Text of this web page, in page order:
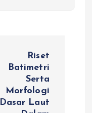
Riset
Batimetri
Serta
Morfologi
Dasar Laut